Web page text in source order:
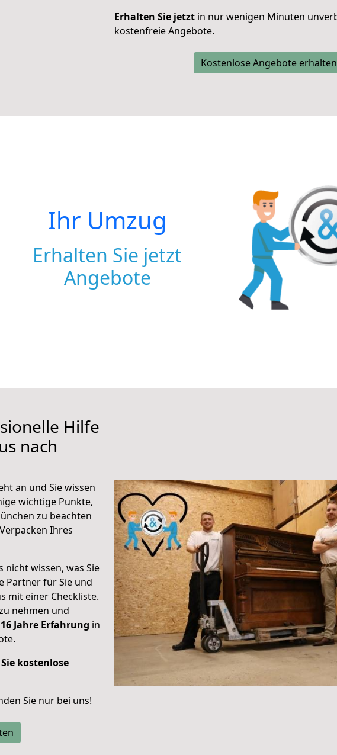
Erhalten Sie jetzt in nur wenigen Minuten
kostenfreie Angebote.
Kostenlose Angebote erhalten
Ihr Umzug
Erhalten Sie jetzt
Angebote
Hilfe
nach
an und Sie wissen
wichtige Punkte,
zu beachten
Ihres
wissen, was Sie
Partner für Sie und
mit einer Checkliste.
nehmen und
Jahre Erfahrung in
kostenlose
Sie nur bei uns!